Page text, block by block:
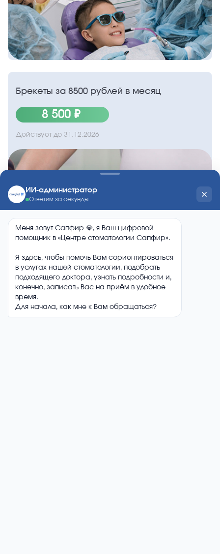
Брекеты за 8500 рублей в месяц
8 500 ₽
Действует до 31.12.2026